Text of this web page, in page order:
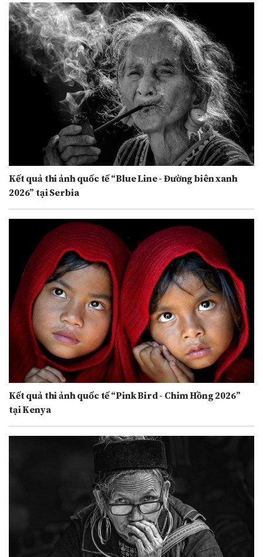
Kết quả thi ảnh quốc tế “Blue Line - Đường biên xanh
2026” tại Serbia
Kết quả thi ảnh quốc tế “Pink Bird - Chim Hồng 2026”
tại Kenya